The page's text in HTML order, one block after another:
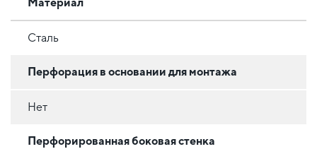
Материал
Сталь
Перфорация в основании для монтажа
Нет
Перфорированная боковая стенка